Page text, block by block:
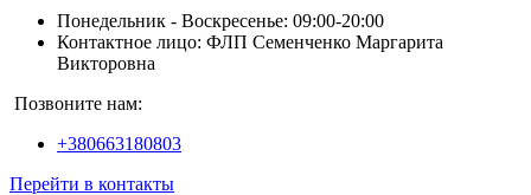
Понедельник - Воскресенье: 09:00-20:00
Контактное лицо: ФЛП Семенченко Маргарита
Викторовна
Позвоните нам:
+380663180803
Перейти в контакты